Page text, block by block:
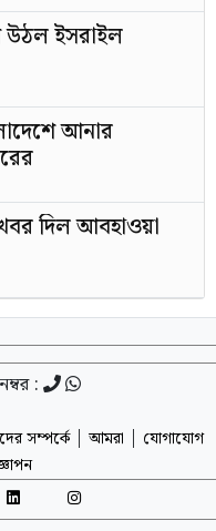
উঠল ইসরাইল
আনার
দিল আবহাওয়া
:
সম্পর্কে| আমরা | যোগাযোগ